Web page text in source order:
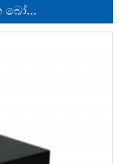
බෝ...